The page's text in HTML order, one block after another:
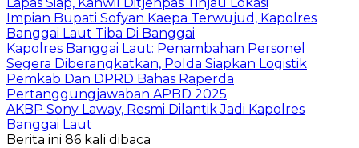
Impian Bupati Sofyan Kaepa Terwujud, Kapolres
Banggai Laut Tiba Di Banggai
Kapolres Banggai Laut: Penambahan Personel
Segera Diberangkatkan, Polda Siapkan Logistik
Pemkab Dan DPRD Bahas Raperda
Pertanggungjawaban APBD 2025
AKBP Sony Laway, Resmi Dilantik Jadi Kapolres
Banggai Laut
Berita ini 86 kali dibaca